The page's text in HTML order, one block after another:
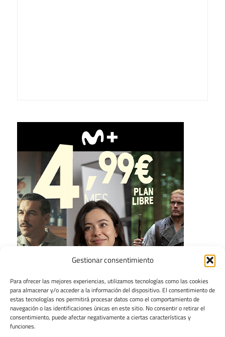
Gestionar consentimiento
Para ofrecer las mejores experiencias, utilizamos tecnologías como las cookies
para almacenar y/o acceder a la información del dispositivo. El consentimiento de
estas tecnologías nos permitirá procesar datos como el comportamiento de
navegación o las identificaciones únicas en este sitio. No consentir o retirar el
consentimiento, puede afectar negativamente a ciertas características y
funciones.